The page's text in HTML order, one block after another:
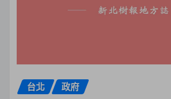
台北 政府